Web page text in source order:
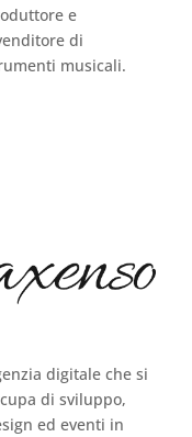
e
di
musicali.
digitale che si
di sviluppo,
ed eventi in